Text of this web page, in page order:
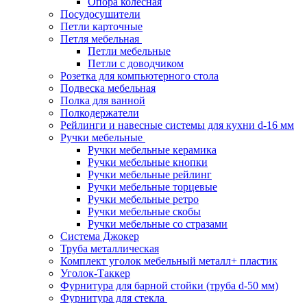
Посудосушители
Петли карточные
Петля мебельная
Петли мебельные
Петли с доводчиком
Розетка для компьютерного стола
Подвеска мебельная
Полка для ванной
Полкодержатели
Рейлинги и навесные системы для кухни d-16 мм
Ручки мебельные
Ручки мебельные керамика
Ручки мебельные кнопки
Ручки мебельные рейлинг
Ручки мебельные торцевые
Ручки мебельные ретро
Ручки мебельные скобы
Ручки мебельные со стразами
Система Джокер
Труба металлическая
Комплект уголок мебельный металл+ пластик
Уголок-Таккер
Фурнитура для барной стойки (труба d-50 мм)
Фурнитура для стекла